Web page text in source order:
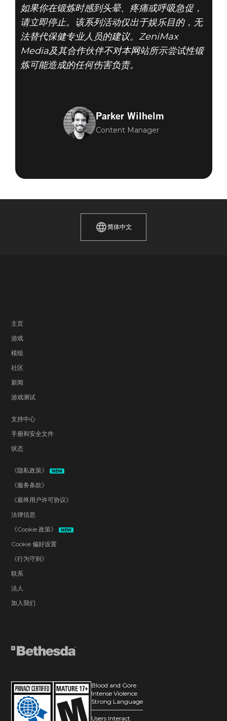
如果你在锻炼时感到头晕、疼痛或呼吸急促，
请立即停止。该系列活动仅出于娱乐目的，无
法替代保健专业人员的建议。ZeniMax
Media及其合作伙伴不对本网站所示尝试性锻
炼可能造成的任何伤害负责。
Parker Wilhelm
Content Manager
简体中文
主页
游戏
模组
社区
新闻
游戏测试
支持中心
手册和安全文件
状态
《隐私政策》 NEW
《服务条款》
《最终用户许可协议》
法律信息
《Cookie 政策》
NEW
Cookie 偏好设置
《行为守则》
联系
法人
加入我们
Blood and Gore
Intense Violence
Strong Language
Users Interact